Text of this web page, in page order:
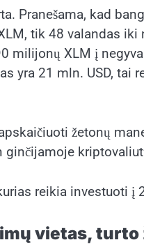
Pranešama, kad
tik 48 valandas
milijonų XLM į
yra 21 mln. USD, tai
žetonų
reikia investuoti į
vietas,